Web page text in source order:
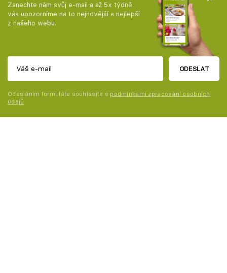
Zanechte nám svůj e-mail a až 5x týdně
vás upozorníme na to nejnovější a nejlepší
z našeho webu.
ODESLAT
Odesláním formuláře souhlasíte s podmínkami zpracování osobních
údajů